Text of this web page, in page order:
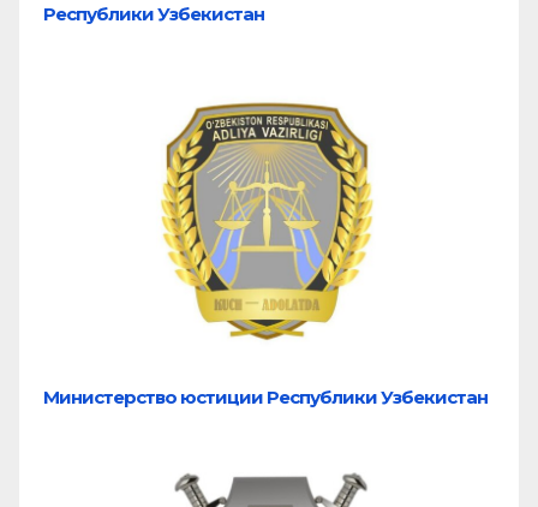
Республики Узбекистан
Министерство юстиции Республики Узбекистан